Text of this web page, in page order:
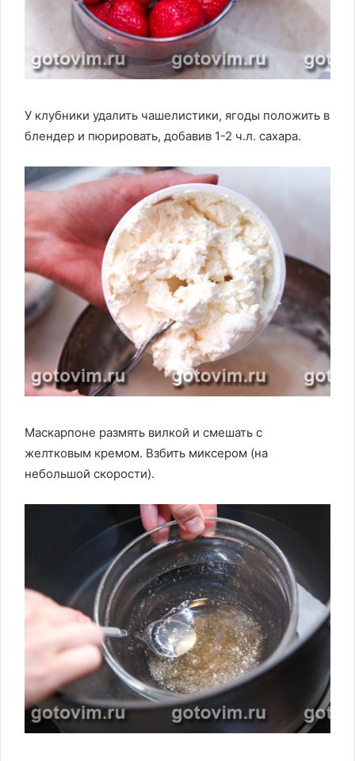
У клубники удалить чашелистики, ягоды положить в
блендер и пюрировать, добавив 1-2 ч.л. сахара.
Маскарпоне размять вилкой и смешать с
желтковым кремом. Взбить миксером (на
небольшой скорости).